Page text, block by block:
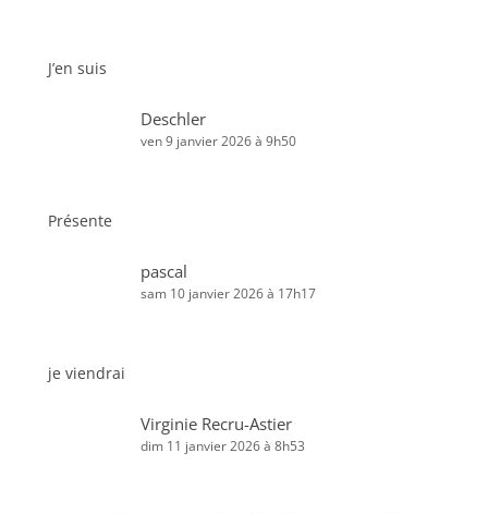
J’en suis
Deschler
ven 9 janvier 2026 à 9h50
Présente
pascal
sam 10 janvier 2026 à 17h17
je viendrai
Virginie Recru-Astier
dim 11 janvier 2026 à 8h53